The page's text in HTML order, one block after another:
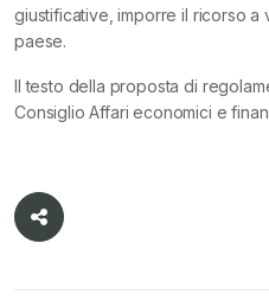
giustificative, imporre il ricorso
paese.
Il testo della proposta di
Consiglio Affari economici e